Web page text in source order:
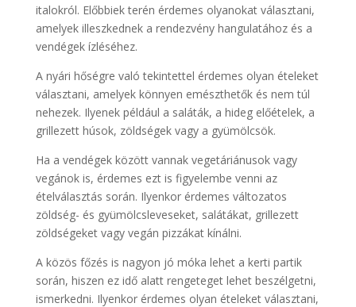
italokról. Előbbiek terén érdemes olyanokat választani,
amelyek illeszkednek a rendezvény hangulatához és a
vendégek ízléséhez.
A nyári hőségre való tekintettel érdemes olyan ételeket
választani, amelyek könnyen emészthetők és nem túl
nehezek. Ilyenek például a saláták, a hideg előételek, a
grillezett húsok, zöldségek vagy a gyümölcsök.
Ha a vendégek között vannak vegetáriánusok vagy
vegánok is, érdemes ezt is figyelembe venni az
ételválasztás során. Ilyenkor érdemes változatos
zöldség- és gyümölcsleveseket, salátákat, grillezett
zöldségeket vagy vegán pizzákat kínálni.
A közös főzés is nagyon jó móka lehet a kerti partik
során, hiszen ez idő alatt rengeteget lehet beszélgetni,
ismerkedni. Ilyenkor érdemes olyan ételeket választani,